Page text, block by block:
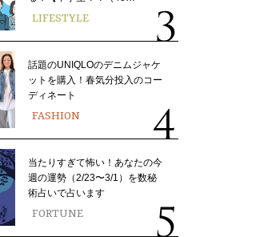
LIFESTYLE
話題のUNIQLOのデニムジャケ
ットを購入！春気分投入のコー
ディネート
FASHION
当たりすぎて怖い！あなたの今
週の運勢（2/23〜3/1）を数秘
術占いで占います
FORTUNE